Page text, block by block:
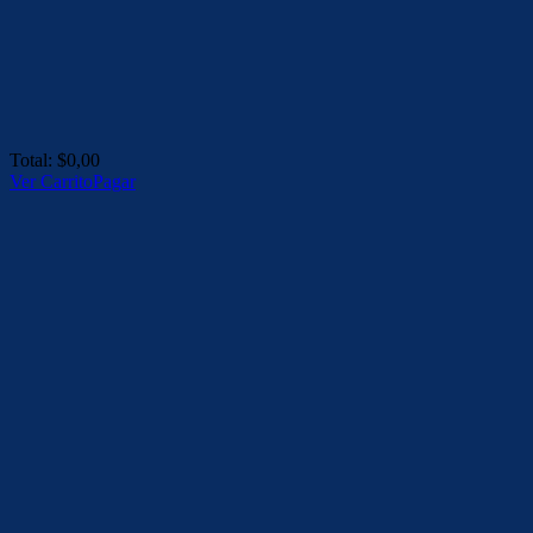
Total: $0,00
Ver CarritoPagar